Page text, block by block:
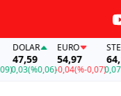
DOLAR
47,59
0,03(%0,06)
EURO
54,97
-0,04(%-0,07)
64,17
0,07